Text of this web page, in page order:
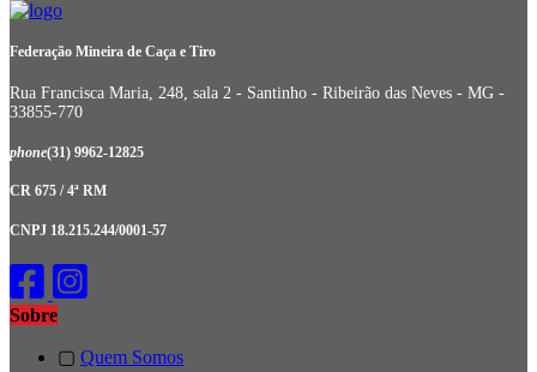
Federação Mineira de Caça e Tiro
Rua Francisca Maria, 248, sala 2 - Santinho - Ribeirão das Neves - MG -
33855-770
phone(31) 9962-12825
CR 675 / 4ª RM
CNPJ 18.215.244/0001-57
Sobre
▢ Quem Somos